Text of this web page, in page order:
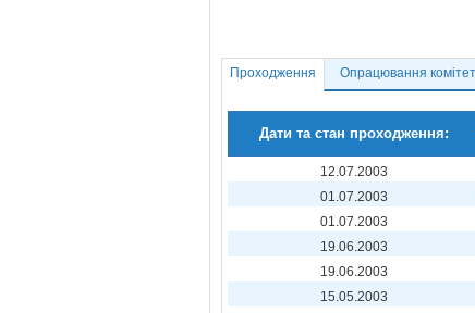
Проходження Опрацювання
Дати та стан проходження:
12.07.2003
01.07.2003
01.07.2003
19.06.2003
19.06.2003
15.05.2003